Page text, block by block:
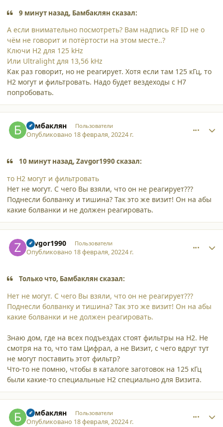
9 минут назад, Бамбаклян сказал:
А если внимательно посмотреть? Вам надпись RF ID не о
чём не говорит и потёртости на этом месте..?
Ключи H2 для 125 kHz
Или Ultralight для 13,56 kHz
Как раз говорит, но не реагирует. Хотя если там 125 кГц, то
Н2 могут и фильтровать. Надо будет вездеходы с Н7
попробовать.
Бамбаклян Пользователи
Опубликовано 18 февраля, 20224 г.
10 минут назад, Zavgor1990 сказал:
то Н2 могут и фильтровать
Нет не могут. С чего Вы взяли, что он не реагирует???
Поднесли болванку и тишина? Так это же визит! Он на абы
какие болванки и не должен реагировать.
Zavgor1990 Пользователи
Опубликовано 18 февраля, 20224 г.
Только что, Бамбаклян сказал:
Нет не могут. С чего Вы взяли, что он не реагирует???
Поднесли болванку и тишина? Так это же визит! Он на абы
какие болванки и не должен реагировать.
Знаю дом, где на всех подъездах стоят фильтры на Н2. Не
смотря на то, что там Цифрал, а не Визит, с чего вдруг тут
не могут поставить этот фильтр?
Что-то не помню, чтобы в каталоге заготовок на 125 кГц
были какие-то специальные Н2 специально для Визита.
Бамбаклян Пользователи
Опубликовано 18 февраля, 20224 г.